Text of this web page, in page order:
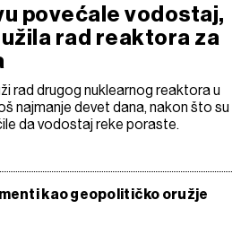
povećale vodostaj,
rad reaktora za
rad drugog nuklearnog reaktora u
najmanje devet dana, nakon što su
da vodostaj reke poraste.
kao geopolitičko oružje